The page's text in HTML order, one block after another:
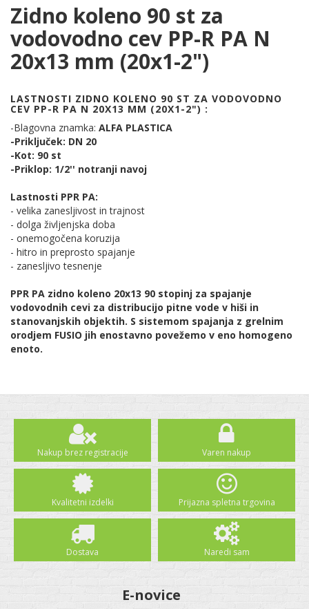
Zidno koleno 90 st za
vodovodno cev PP-R PA N
20x13 mm (20x1-2")
LASTNOSTI ZIDNO KOLENO 90 ST ZA VODOVODNO
CEV PP-R PA N 20X13 MM (20X1-2") :
-Blagovna znamka: ALFA PLASTICA
-Priključek: DN 20
-Kot: 90 st
-Priklop: 1/2'' notranji navoj
Lastnosti PPR PA:
- velika zanesljivost in trajnost
- dolga življenjska doba
- onemogočena koruzija
- hitro in preprosto spajanje
- zanesljivo tesnenje
PPR PA zidno koleno 20x13 90 stopinj za spajanje
vodovodnih cevi za distribucijo pitne vode v hiši in
stanovanjskih objektih. S sistemom spajanja z grelnim
orodjem FUSIO jih enostavno povežemo v eno homogeno
enoto.
Nakup brez registracije Varen nakup
Kvalitetni izdelki Prijazna spletna trgovina
Dostava Naredi sam
E-novice